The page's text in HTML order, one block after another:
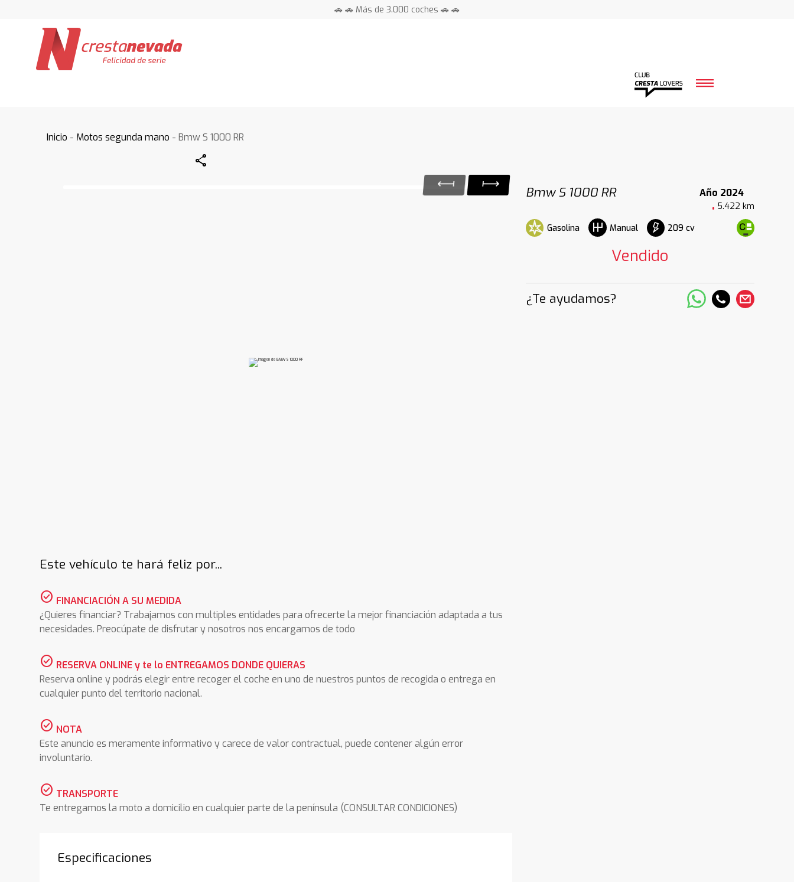
🚗 🚗 Más de 3.000 coches 🚗 🚗
Inicio - Motos segunda mano - Bmw S 1000 RR
Share
Bmw S 1000 RR
Año 2024
5.422 km
Gasolina
Manual 209 cv
Vendido
¿Te ayudamos?
Este vehículo te hará feliz por...
check_circle FINANCIACIÓN A SU MEDIDA
¿Quieres financiar? Trabajamos con multiples entidades para ofrecerte la mejor financiación adaptada a tus
necesidades. Preocúpate de disfrutar y nosotros nos encargamos de todo
check_circle RESERVA ONLINE y te lo ENTREGAMOS DONDE QUIERAS
Reserva online y podrás elegir entre recoger el coche en uno de nuestros puntos de recogida o entrega en
cualquier punto del territorio nacional.
check_circle NOTA
Este anuncio es meramente informativo y carece de valor contractual, puede contener algún error
involuntario.
check_circle TRANSPORTE
Te entregamos la moto a domicilio en cualquier parte de la península (CONSULTAR CONDICIONES)
Especificaciones